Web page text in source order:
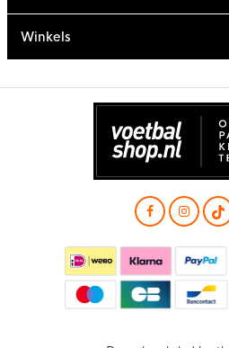
Winkels